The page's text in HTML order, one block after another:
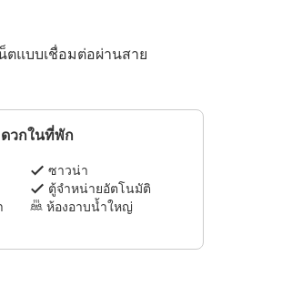
ตแบบเชื่อมต่อผ่านสาย
วกในที่พัก
ซาวน่า
ตู้จำหน่ายอัตโนมัติ
ห้องอาบน้ำใหญ่